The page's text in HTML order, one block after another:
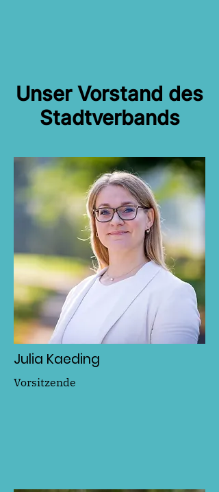
Unser Vorstand des
Stadtverbands
Julia Kaeding
Vorsitzende